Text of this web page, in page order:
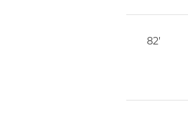
82'